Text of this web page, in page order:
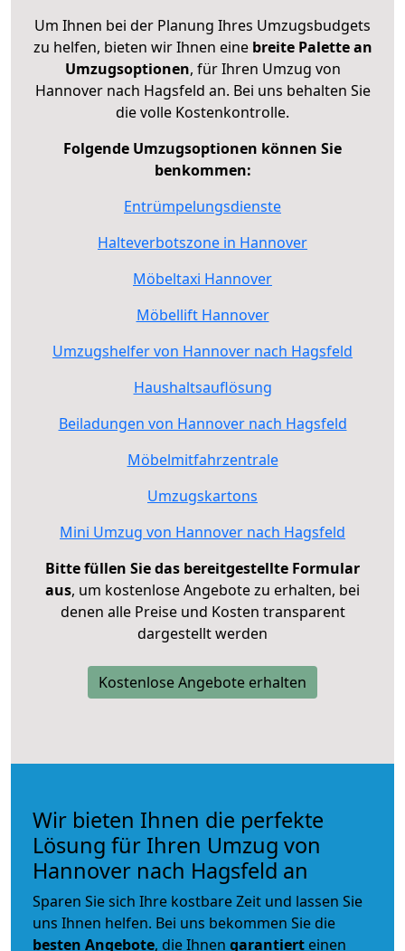
Um Ihnen bei der Planung Ihres Umzugsbudgets
zu helfen, bieten wir Ihnen eine breite Palette an
Umzugsoptionen, für Ihren Umzug von
Hannover nach Hagsfeld an. Bei uns behalten Sie
die volle Kostenkontrolle.
Folgende Umzugsoptionen können Sie
benkommen:
Entrümpelungsdienste
Halteverbotszone in Hannover
Möbeltaxi Hannover
Möbellift Hannover
Umzugshelfer von Hannover nach Hagsfeld
Haushaltsauflösung
Beiladungen von Hannover nach Hagsfeld
Möbelmitfahrzentrale
Umzugskartons
Mini Umzug von Hannover nach Hagsfeld
Bitte füllen Sie das bereitgestellte Formular
aus, um kostenlose Angebote zu erhalten, bei
denen alle Preise und Kosten transparent
dargestellt werden
Kostenlose Angebote erhalten
Wir bieten Ihnen die perfekte
Lösung für Ihren Umzug von
Hannover nach Hagsfeld an
Sparen Sie sich Ihre kostbare Zeit und lassen Sie
uns Ihnen helfen. Bei uns bekommen Sie die
besten Angebote, die Ihnen garantiert einen